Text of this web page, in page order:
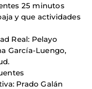
25 minutos
y que actividades
Real: Pelayo
García-Luengo,
Prado Galán